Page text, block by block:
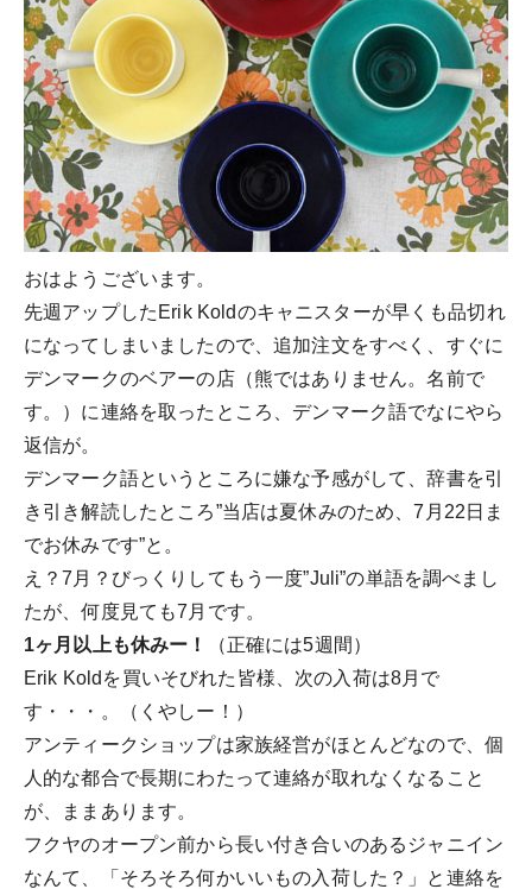
おはようございます。
先週アップしたErik Koldのキャニスターが早くも品切れ
になってしまいましたので、追加注文をすべく、すぐに
デンマークのベアーの店（熊ではありません。名前で
す。）に連絡を取ったところ、デンマーク語でなにやら
返信が。
デンマーク語というところに嫌な予感がして、辞書を引
き引き解読したところ”当店は夏休みのため、7月22日ま
でお休みです”と。
え？7月？びっくりしてもう一度”Juli”の単語を調べまし
たが、何度見ても7月です。
1ヶ月以上も休みー！
（正確には5週間）
Erik Koldを買いそびれた皆様、次の入荷は8月で
す・・・。（くやしー！）
アンティークショップは家族経営がほとんどなので、個
人的な都合で長期にわたって連絡が取れなくなること
が、ままあります。
フクヤのオープン前から長い付き合いのあるジャニイン
なんて、「そろそろ何かいいもの入荷した？」と連絡を